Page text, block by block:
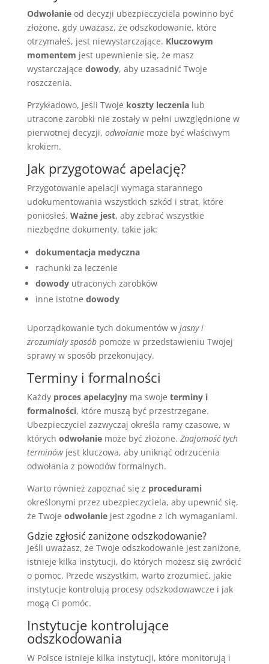
Odwołanieod decyzji ubezpieczyciela powinno być
złożone, gdy uważasz, że odszkodowanie, które
otrzymałeś, jest niewystarczające. Kluczowym
momentem jest upewnienie się, że masz
wystarczające dowody, aby uzasadnić Twoje
roszczenia.
Przykładowo, jeśli Twoje koszty leczenialub
utracone zarobki nie zostały w pełni uwzględnione w
pierwotnej decyzji, odwołaniemoże być właściwym
krokiem.
Jak przygotować apelację?
Przygotowanie apelacji wymaga starannego
udokumentowania wszystkich szkód i strat, które
poniosłeś. Ważne jest, aby zebrać wszystkie
niezbędne dokumenty, takie jak:
dokumentacja medyczna
rachunki za leczenie
dowodyutraconych zarobków
inne istotne dowody
Uporządkowanie tych dokumentów w jasny i
zrozumiały sposóbpomoże w przedstawieniu Twojej
sprawy w sposób przekonujący.
Terminy i formalności
Każdy proces apelacyjnyma swoje terminy i
formalności, które muszą być przestrzegane.
Ubezpieczyciel zazwyczaj określa ramy czasowe, w
których odwołaniemoże być złożone. Znajomość tych
terminówjest kluczowa, aby uniknąć odrzucenia
odwołania z powodów formalnych.
Warto również zapoznać się z procedurami
określonymi przez ubezpieczyciela, aby upewnić się,
że Twoje odwołaniejest zgodne z ich wymaganiami.
Gdzie zgłosić zaniżone odszkodowanie?
Jeśli uważasz, że Twoje odszkodowanie jest zaniżone,
istnieje kilka instytucji, do których możesz się zwrócić
o pomoc. Przede wszystkim, warto zrozumieć, jakie
instytucje kontrolują procesy odszkodowawcze i jak
mogą Ci pomóc.
Instytucje kontrolujące
odszkodowania
W Polsce istnieje kilka instytucji, które monitorują i